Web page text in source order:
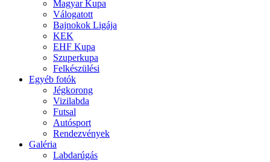
Magyar Kupa
Válogatott
Bajnokok Ligája
KEK
EHF Kupa
Szuperkupa
Felkészülési
Egyéb fotók
Jégkorong
Vizilabda
Futsal
Autósport
Rendezvények
Galéria
Labdarúgás